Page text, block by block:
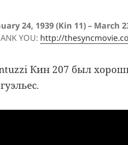
24, 1939 (Kin 11) –
YOU: http://
Кин 207 был